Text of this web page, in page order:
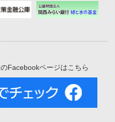
Facebookページはこちら